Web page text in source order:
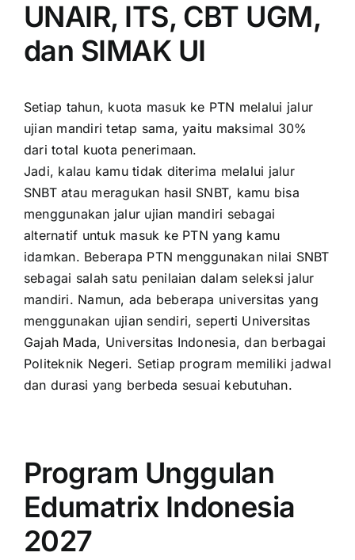
UNAIR, ITS, CBT UGM,
dan SIMAK UI
Setiap tahun, kuota masuk ke PTN melalui jalur
ujian mandiri tetap sama, yaitu maksimal 30%
dari total kuota penerimaan.
Jadi, kalau kamu tidak diterima melalui jalur
SNBT atau meragukan hasil SNBT, kamu bisa
menggunakan jalur ujian mandiri sebagai
alternatif untuk masuk ke PTN yang kamu
idamkan. Beberapa PTN menggunakan nilai SNBT
sebagai salah satu penilaian dalam seleksi jalur
mandiri. Namun, ada beberapa universitas yang
menggunakan ujian sendiri, seperti Universitas
Gajah Mada, Universitas Indonesia, dan berbagai
Politeknik Negeri. Setiap program memiliki jadwal
dan durasi yang berbeda sesuai kebutuhan.
Program Unggulan
Edumatrix Indonesia
2027